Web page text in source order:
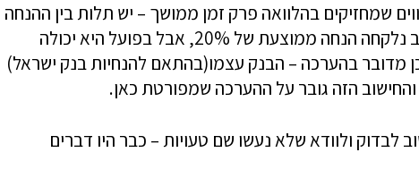
שמחזיקים בהלוואה פרק זמן ממושך – יש תלות בין ההנחה
לבין תקופת המשכנתא. כאן בחישוב נלקחה הנחה ממוצעת של 20%, אבל בפועל היא יכולה
מדובר בהערכה – הבנק עצמו(בהתאם להנחיות בנק ישראל)
הזה גובר על ההערכה שמפורטת כאן.
ולוודא שלא נעשו שם טעויות – כבר היו דברים